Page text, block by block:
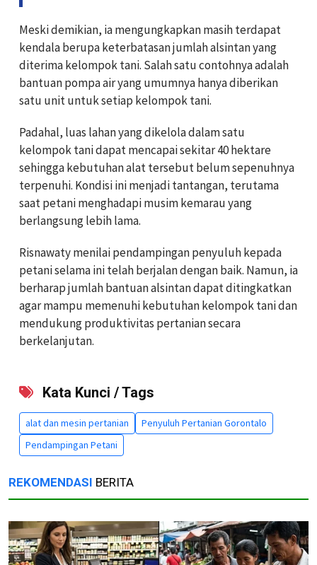
Meski demikian, ia mengungkapkan masih terdapat
kendala berupa keterbatasan jumlah alsintan yang
diterima kelompok tani. Salah satu contohnya adalah
bantuan pompa air yang umumnya hanya diberikan
satu unit untuk setiap kelompok tani.
Padahal, luas lahan yang dikelola dalam satu
kelompok tani dapat mencapai sekitar 40 hektare
sehingga kebutuhan alat tersebut belum sepenuhnya
terpenuhi. Kondisi ini menjadi tantangan, terutama
saat petani menghadapi musim kemarau yang
berlangsung lebih lama.
Risnawaty menilai pendampingan penyuluh kepada
petani selama ini telah berjalan dengan baik. Namun, ia
berharap jumlah bantuan alsintan dapat ditingkatkan
agar mampu memenuhi kebutuhan kelompok tani dan
mendukung produktivitas pertanian secara
berkelanjutan.
Kata Kunci / Tags
alat dan mesin pertanian
Penyuluh Pertanian Gorontalo
Pendampingan Petani
REKOMENDASI BERITA